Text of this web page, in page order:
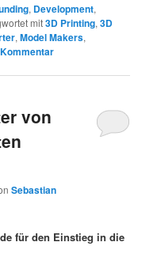
, Development,
mit3D Printing,3D
,Model Makers,
von
Sebastian
für den Einstieg in die